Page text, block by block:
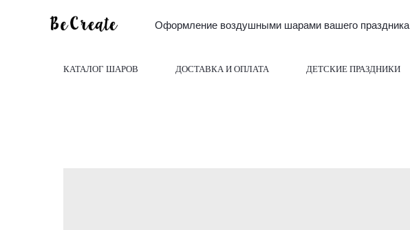
Оформление воздушными шарами вашего праздника
КАТАЛОГ ШАРОВ ДОСТАВКА И ОПЛАТА ДЕТСКИЕ ПРАЗДНИКИ